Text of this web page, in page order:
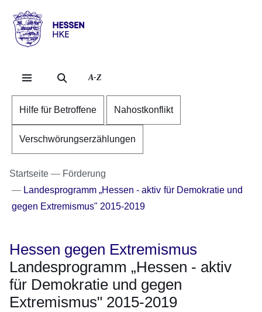
Hessen
HKE
A-Z
Hilfe für Betroffene Nahostkonflikt
Verschwörungserzählungen
Startseite
Förderung
Landesprogramm „Hessen - aktiv für Demokratie und
gegen Extremismus" 2015-2019
Hessen gegen Extremismus
Landesprogramm „Hessen - aktiv
für Demokratie und gegen
Extremismus" 2015-2019